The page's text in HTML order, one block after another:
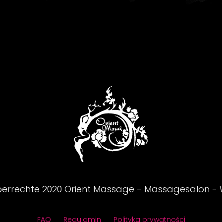
2020 Orient Massage - Massagesalon -
FAQ Regulamin Polityka prywatności